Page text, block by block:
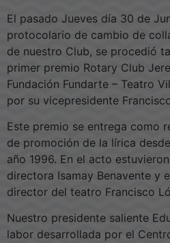
El pasado Jueves día 30 de
protocolario de cambio de
de nuestro Club, se procedió
primer premio Rotary Club
Fundación Fundarte – Teatro
por su vicepresidente
Este premio se entrega como
de promoción de la lírica
año 1996. En el acto
directora Isamay Benavente y
director del teatro Francisco
Nuestro presidente saliente
labor desarrollada por el